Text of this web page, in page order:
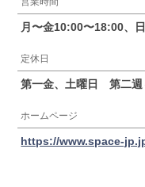
月〜金10:00〜18:00、
定休日
第一金、土曜日 第二週
ホームページ
https://www.space-